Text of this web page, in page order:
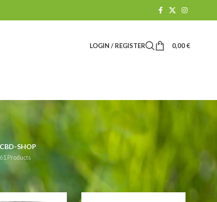
LOGIN / REGISTER 0,00€
CBD-SHOP
61 Products